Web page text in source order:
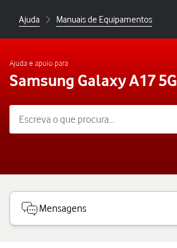
Ajuda Manuais de Equipamentos
Ajuda e apoio para
Samsung Galaxy A17 5G
Mensagens